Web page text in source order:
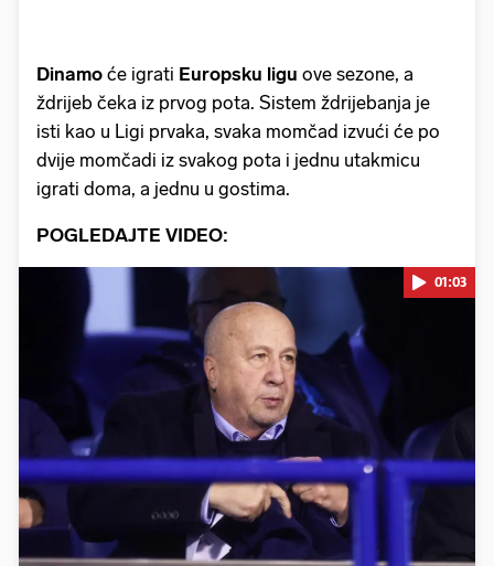
Dinamo će igrati Europsku ligu ove sezone, a
ždrijeb čeka iz prvog pota. Sistem ždrijebanja je
isti kao u Ligi prvaka, svaka momčad izvući će po
dvije momčadi iz svakog pota i jednu utakmicu
igrati doma, a jednu u gostima.
POGLEDAJTE VIDEO:
Pokretanje videa...
01:03